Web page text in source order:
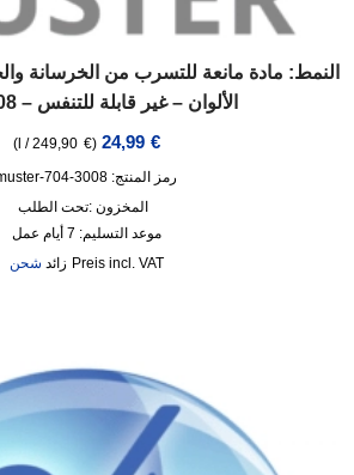
النمط: مادة مانعة للتسرب من الخرسانة
الألوان – غير قابلة للتنفس – 3008-704
24,99 €
(
249,90 €
/
l
)
رمز المنتج: 3008-704-muster
المخزون :تحت الطلب
موعد التسليم: 7 أيام عمل
incl. VAT
زائد شحن